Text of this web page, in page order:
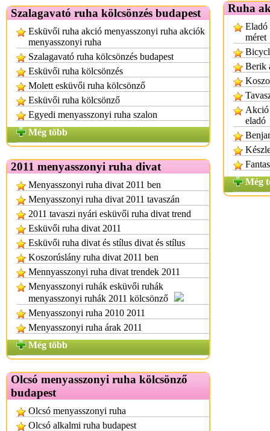
Szalagavató ruha kölcsönzés budapest
Esküvői ruha akció menyasszonyi ruha akciók
menyasszonyi ruha
Szalagavató ruha kölcsönzés budapest
Esküvői ruha kölcsönzés
Molett esküvői ruha kölcsönző
Esküvői ruha kölcsönző
Egyedi menyasszonyi ruha szalon
Még több
2011 menyasszonyi ruha divat
Menyasszonyi ruha divat 2011 ben
Menyasszonyi ruha divat 2011 tavaszán
2011 tavaszi nyári esküvői ruha divat trend
Esküvői ruha divat 2011
Esküvői ruha divat és stílus divat és stílus
Koszorúslány ruha divat 2011 ben
Mennyasszonyi ruha divat trendek 2011
Menyasszonyi ruhák esküvői ruhák
menyasszonyi ruhák 2011 kölcsönző
Menyasszonyi ruha 2010 2011
Menyasszonyi ruha árak 2011
Még több
Olcsó menyasszonyi ruha kölcsönző
budapest
Olcsó menyasszonyi ruha
Olcsó alkalmi ruha budapest
Ruha
Eladó
méret
Berik
Akció
eladó
Még